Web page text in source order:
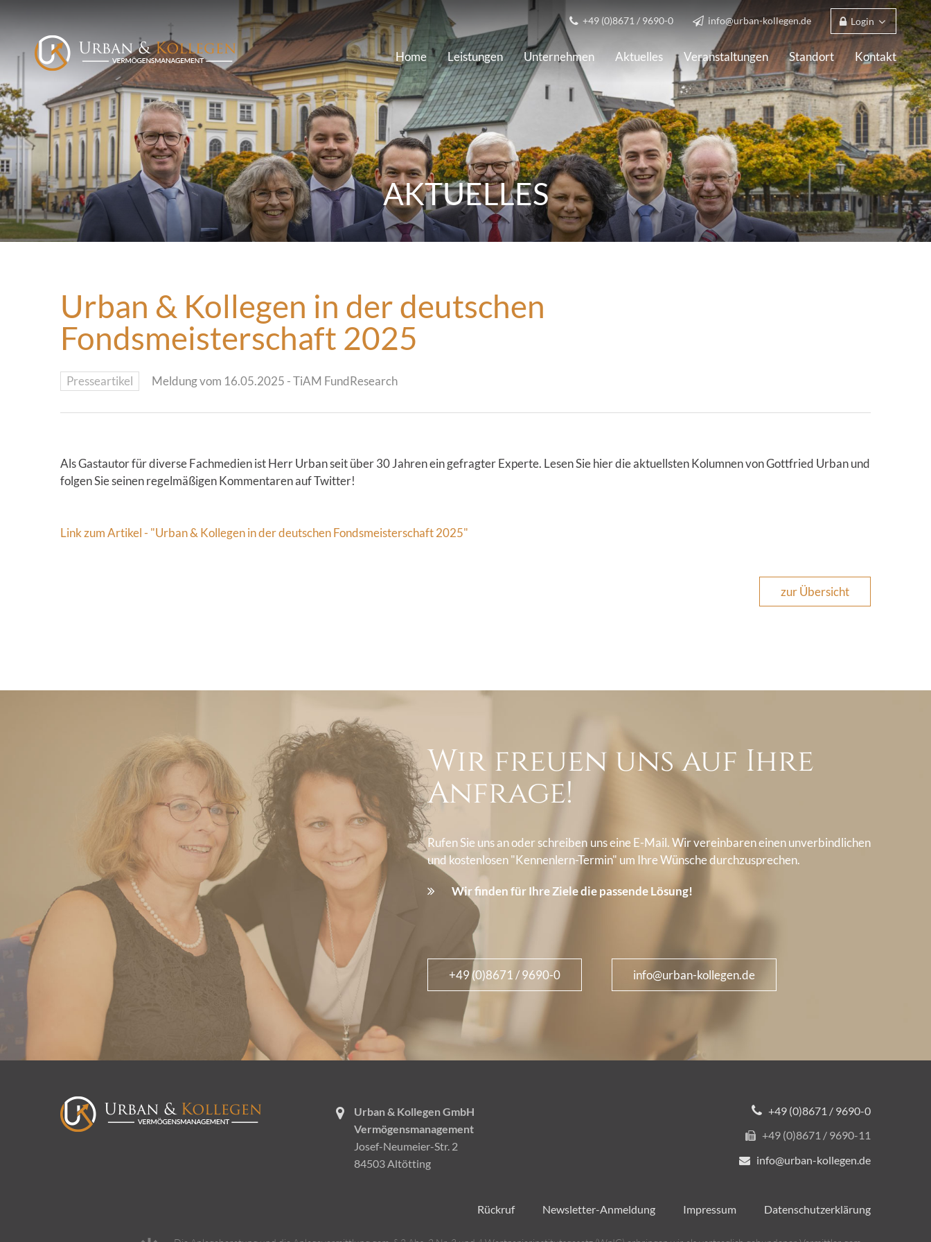
+49 (0)8671 / 9690-0 info@urban-kollegen.de Login
Home Leistungen Unternehmen Aktuelles Veranstaltungen Standort Kontakt
AKTUELLES
Urban & Kollegen in der deutschen
Fondsmeisterschaft 2025
Presseartikel Meldung vom 16.05.2025 - TiAM FundResearch
Als Gastautor für diverse Fachmedien ist Herr Urban seit über 30 Jahren ein gefragter Experte. Lesen Sie hier die aktuellsten Kolumnen von Gottfried Urban und
folgen Sie seinen regelmäßigen Kommentaren auf Twitter!
Link zum Artikel - "Urban & Kollegen in der deutschen Fondsmeisterschaft 2025"
zur Übersicht
Wir freuen uns auf Ihre
Anfrage!
Rufen Sie uns an oder schreiben uns eine E-Mail. Wir vereinbaren einen unverbindlichen
und kostenlosen "Kennenlern-Termin" um Ihre Wünsche durchzusprechen.
Wir finden für Ihre Ziele die passende Lösung!
+49 (0)8671 / 9690-0 info@urban-kollegen.de
Urban & Kollegen GmbH
Vermögensmanagement
Josef-Neumeier-Str. 2
84503 Altötting
+49 (0)8671 / 9690-0
+49 (0)8671 / 9690-11
info@urban-kollegen.de
Rückruf Newsletter-Anmeldung Impressum Datenschutzerklärung